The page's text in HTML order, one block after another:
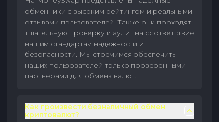
обменники с высоким рейтингом и реальными
отзывами пользователей. Также они проходят
тщательную проверку и аудит на соответствие
нашим стандартам надежности и
безопасности. Мы стремимся обеспечить
наших пользователей только проверенными
партнерами для обмена валют.
Как произвести безналичный обмен
криптовалют?